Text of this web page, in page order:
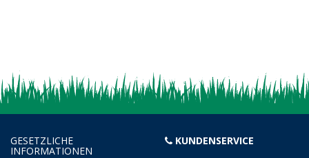
GESETZLICHE
INFORMATIONEN
KUNDENSERVICE